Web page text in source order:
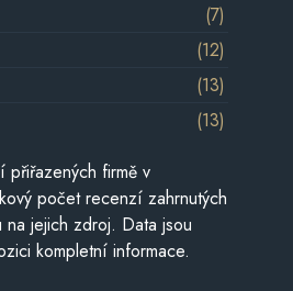
(7)
(12)
(13)
(13)
firmě v
počet recenzí zahrnutých
jejich zdroj. Data jsou
kompletní informace.